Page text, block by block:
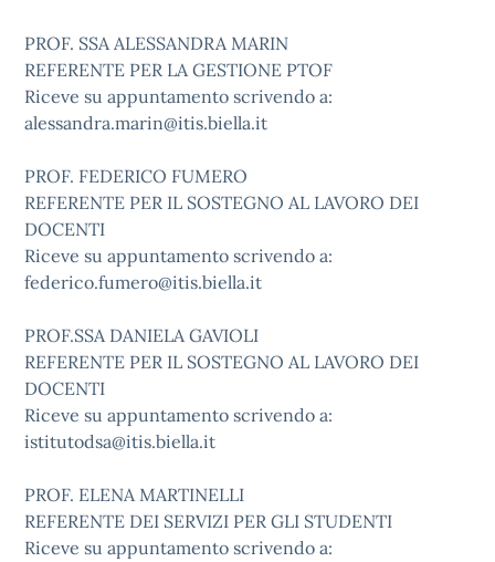
PROF. SSA ALESSANDRA MARIN
REFERENTE PER LA GESTIONE PTOF
Riceve su appuntamento scrivendo a:
alessandra.marin@itis.biella.it
PROF. FEDERICO FUMERO
REFERENTE PER IL SOSTEGNO AL LAVORO DEI
DOCENTI
Riceve su appuntamento scrivendo a:
federico.fumero@itis.biella.it
PROF.SSA DANIELA GAVIOLI
REFERENTE PER IL SOSTEGNO AL LAVORO DEI
DOCENTI
Riceve su appuntamento scrivendo a:
istitutodsa@itis.biella.it
PROF. ELENA MARTINELLI
REFERENTE DEI SERVIZI PER GLI STUDENTI
Riceve su appuntamento scrivendo a: